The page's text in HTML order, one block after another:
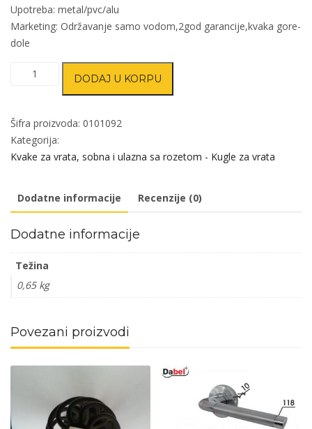
Upotreba: metal/pvc/alu
Marketing: Održavanje samo vodom,2god garancije,kvaka gore-
dole
Kvaka
alu
vrata
TARA-
29/68/15/136/8mm
vrata
40
70mm
DODAJ U KORPU
Šifra proizvoda: 0101092
Kategorija:
Kvake za vrata, sobna i ulazna sa rozetom - Kugle za vrata
Dodatne informacije Recenzije (0)
Dodatne informacije
Težina
0,65 kg
Povezani proizvodi